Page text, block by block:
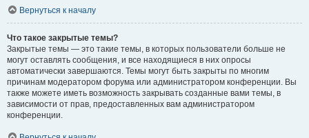
Вернуться к началу
Что такое закрытые темы?
Закрытые темы — это такие темы, в которых пользователи больше не
могут оставлять сообщения, и все находящиеся в них опросы
автоматически завершаются. Темы могут быть закрыты по многим
причинам модератором форума или администратором конференции. Вы
также можете иметь возможность закрывать созданные вами темы, в
зависимости от прав, предоставленных вам администратором
конференции.